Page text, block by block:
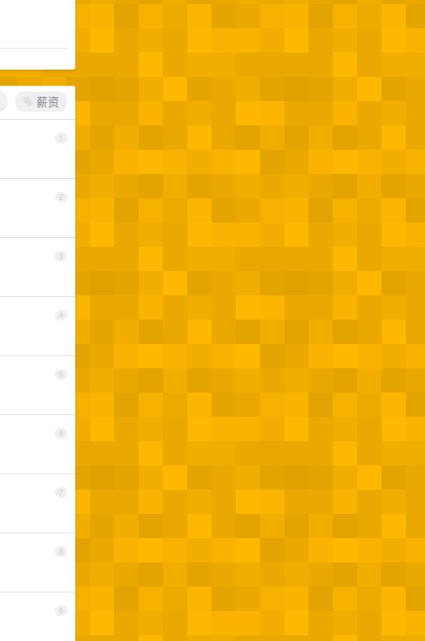
薪资
1
2
3
4
5
6
7
8
9